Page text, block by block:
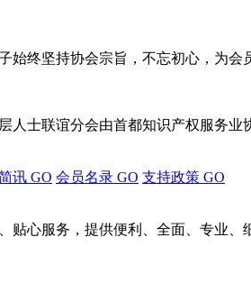
始终坚持协会宗旨，不忘初心，为会
人士联谊分会由首都知识产权服务
讯 GO 会员名录 GO 支持政策 GO
贴心服务，提供便利、全面、专业